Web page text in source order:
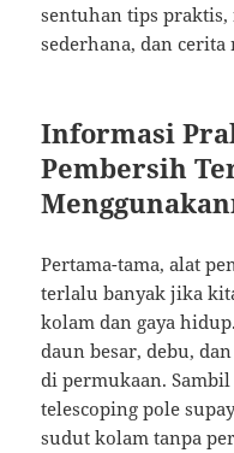
sentuhan tips
sederhana, dan
Informasi
Pembersih
Pertama-tama, alat
terlalu banyak jika
kolam dan gaya
daun besar, debu,
di permukaan.
telescoping pole
sudut kolam tanpa